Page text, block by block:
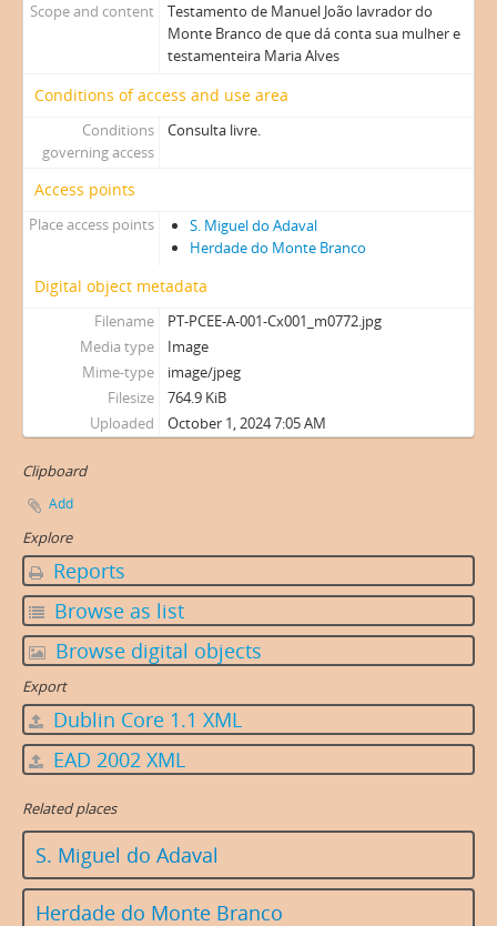
Scope and content
Testamento de Manuel João lavrador do
Monte Branco de que dá conta sua mulher e
testamenteira Maria Alves
Conditions of access and use area
Conditions
governing access
Consulta livre.
Access points
Place access points
S. Miguel do Adaval
Herdade do Monte Branco
Digital object metadata
Filename
PT-PCEE-A-001-Cx001_m0772.jpg
Media type
Image
Mime-type
image/jpeg
Filesize
764.9 KiB
Uploaded
October 1, 2024 7:05 AM
Clipboard
Add
Explore
Reports
Browse as list
Browse digital objects
Export
Dublin Core 1.1 XML
EAD 2002 XML
Related places
S. Miguel do Adaval
Herdade do Monte Branco